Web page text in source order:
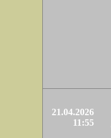
21.04.2026
11:55